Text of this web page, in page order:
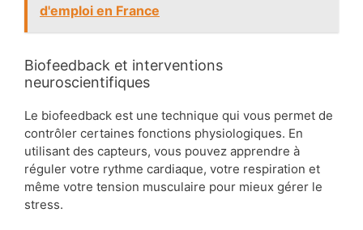
d'emploi en France
Biofeedback et interventions
neuroscientifiques
Le biofeedback est une technique qui vous permet de
contrôler certaines fonctions physiologiques. En
utilisant des capteurs, vous pouvez apprendre à
réguler votre rythme cardiaque, votre respiration et
même votre tension musculaire pour mieux gérer le
stress.